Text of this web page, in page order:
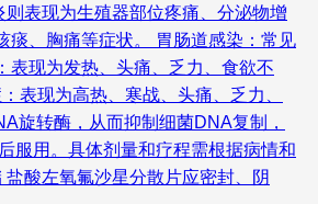
表现为生殖器部位疼痛、分泌物增
痰、胸痛等症状。 胃肠道感染：常见
表现为发热、头痛、乏力、食欲不
表现为高热、寒战、头痛、乏力、
旋转酶，从而抑制细菌DNA复制，
服用。具体剂量和疗程需根据病情和
酸左氧氟沙星分散片应密封、阴